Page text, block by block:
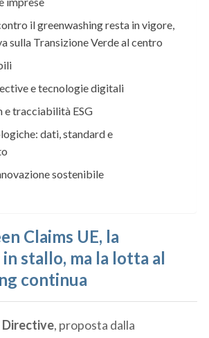
il greenwashing resta in vigore,
sulla Transizione Verde al centro
e tecnologie digitali
e tracciabilità ESG
dati, standard e
sostenibile
Claims UE, la
stallo, ma la lotta al
continua
Directive, proposta dalla